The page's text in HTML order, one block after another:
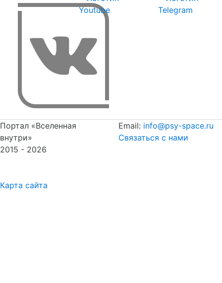
Портал «Вселенная
внутри»
2015 - 2026
Карта сайта
Email: info@psy-space.ru
Связаться с нами